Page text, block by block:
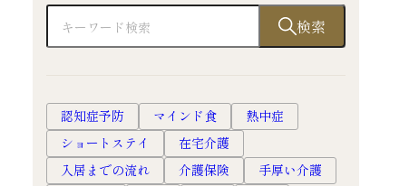
検索
認知症予防 マインド食
熱中症
ショートステイ
在宅介護
入居までの流れ
介護保険
手厚い介護